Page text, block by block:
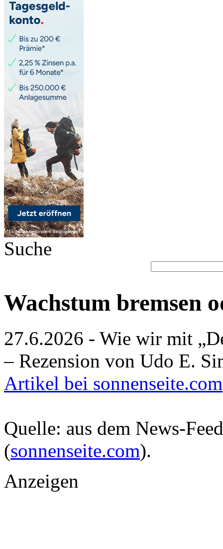
Suche
Wachstum bremsen
27.6.2026 - Wie wir mit
– Rezension von Udo E.
Artikel bei sonnenseite.com
Quelle: aus dem News-
(sonnenseite.com).
Anzeigen